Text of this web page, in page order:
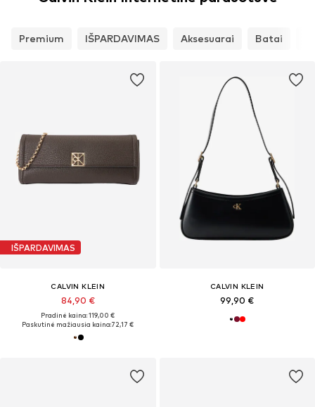
Premium IŠPARDAVIMAS Aksesuarai Batai
IŠPARDAVIMAS
CALVIN KLEIN
84,90 €
Pradinė kaina: 119,00 €
Paskutinė mažiausia kaina:72,17 €
CALVIN KLEIN
99,90 €